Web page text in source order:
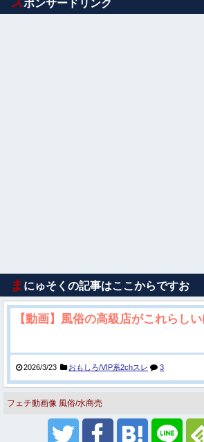
ポンサードリンク
ま にゅそくの記事はここからですお
【動画】風俗の高級店がこれらし
2026/3/23 おもしろ/VIP系2chスレ 3
フェチ動画像 風俗/水商売